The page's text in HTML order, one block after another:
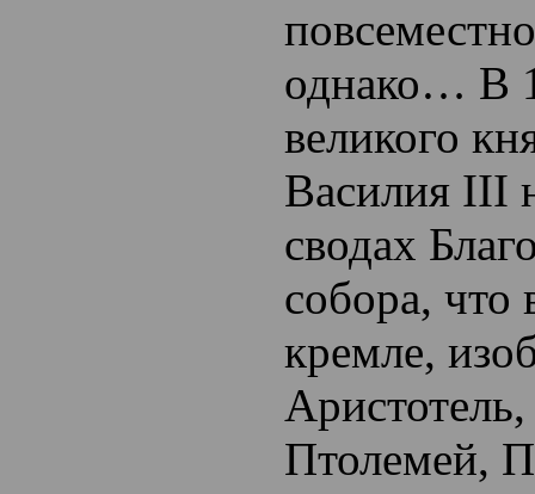
однако… В
великого
Василия III
сводах
собора, что
кремле,
Птолемей,